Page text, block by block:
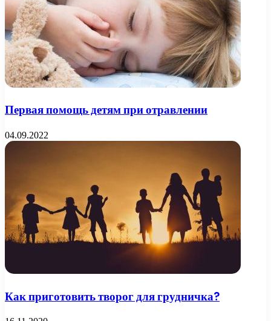
Первая помощь детям при отравлении
04.09.2022
Как приготовить творог для грудничка?